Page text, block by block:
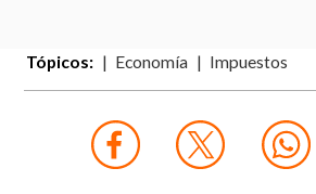
Tópicos: Economía Impuestos